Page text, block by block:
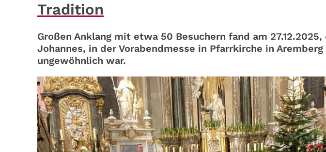
Tradition
Großen Anklang mit etwa 50 Besuchern fand am
Johannes, in der Vorabendmesse in Pfarrkirche in
ungewöhnlich war.